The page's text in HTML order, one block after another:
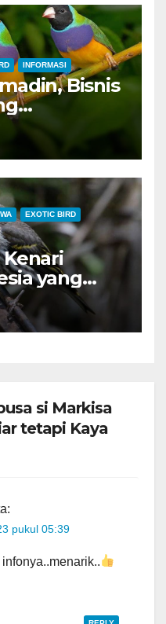
Juara
INFORMASI
Bisnis
EXOTIC BIRD
yang
si Markisa
tetapi Kaya
pukul 05:39